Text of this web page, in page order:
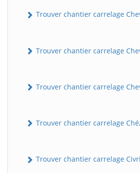
Trouver chantier carrelage
Trouver chantier carrelage
Trouver chantier carrelage
Trouver chantier carrelage
Trouver chantier carrelage